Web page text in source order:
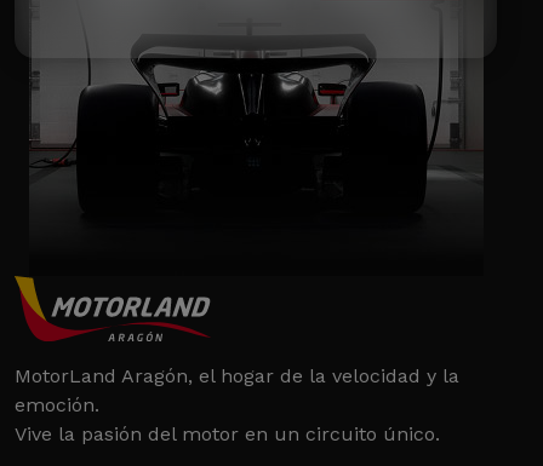
MotorLand Aragón, el hogar de la velocidad y la
emoción.
Vive la pasión del motor en un circuito único.